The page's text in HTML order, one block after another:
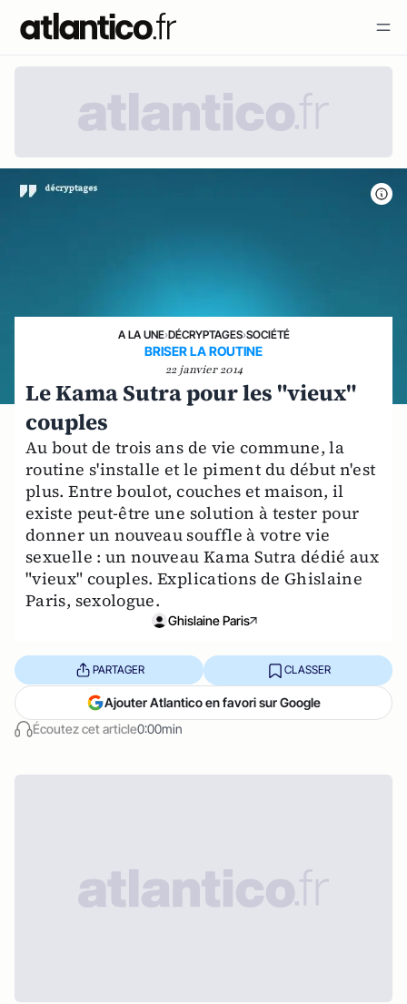
A LA UNE›DÉCRYPTAGES›SOCIÉTÉ
BRISER LA ROUTINE
22 janvier 2014
Le Kama Sutra pour les "vieux"
couples
Au bout de trois ans de vie commune, la
routine s'installe et le piment du début n'est
plus. Entre boulot, couches et maison, il
existe peut-être une solution à tester pour
donner un nouveau souffle à votre vie
sexuelle : un nouveau Kama Sutra dédié aux
"vieux" couples. Explications de Ghislaine
Paris, sexologue.
Ghislaine Paris
Écoutez cet article0:00min
PARTAGER CLASSER
Ajouter Atlantico en favori sur Google